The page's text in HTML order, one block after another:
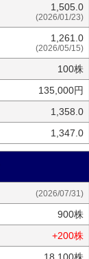
1,505.0
(2026/01/23)
1,261.0
(2026/05/15)
100株
135,000円
1,358.0
1,347.0
(2026/07/31)
900株
+200株
18,100株